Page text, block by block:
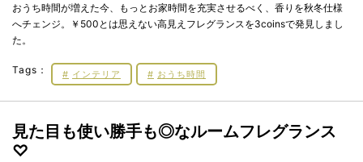
おうち時間が増えた今、もっとお家時間を充実させるべく、香りを秋冬仕様
へチェンジ。￥500とは思えない高見えフレグランスを3coinsで発見しまし
た。
Tags： インテリア おうち時間
見た目も使い勝手も◎なルームフレグランス
♡